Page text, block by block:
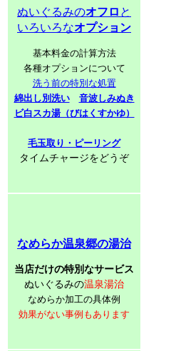
ぬいぐるみのオフロ と
いろいろなオプション
基本料金の計算方法
各種オプションについて
洗う前の特別な処置
綿出し別洗い
音波しみぬき
ビ白スカ湯（びはくすかゆ）
毛玉取り・ピーリング
タイムチャージをどうぞ
なめらか温泉郷の湯治
当店だけの特別なサービス
ぬいぐるみの温泉湯治
なめらか加工の具体例
効果がない事例もあります